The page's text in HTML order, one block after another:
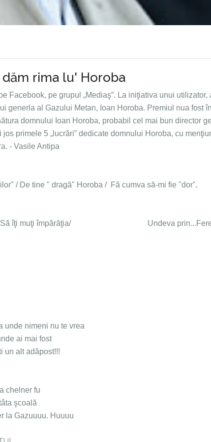
rima lu' Horoba
Facebook, pe grupul „Mediaş”. La iniţiativa unui utilizator,
generla al Gazului Metan, Ioan Horoba. Premiul nua fost
domnului Ioan Horoba, probabil cel mai bun director
primele 5 „lucrări” dedicate domnului Horoba, cu
- Vasile Antipa
/ De tine " dragă" Horoba / Fă cumva să-mi fie "dor”.
dori/ Să îţi muţi împărăţia/ Undeva
nimeni nu te vrea
mai fost
adăpost!!!
fu
şcoală
Huuuu